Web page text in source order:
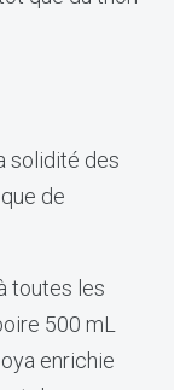
solidité des
de
toutes les
500 mL
enrichie